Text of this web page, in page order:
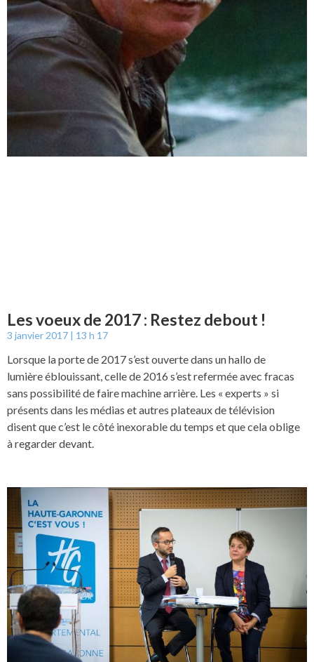
Les voeux de 2017 : Restez debout !
3 janvier 2017 13 h 17
Lorsque la porte de 2017 s’est ouverte dans un hallo de
lumière éblouissant, celle de 2016 s’est refermée avec fracas
sans possibilité de faire machine arrière. Les « experts » si
présents dans les médias et autres plateaux de télévision
disent que c’est le côté inexorable du temps et que cela oblige
à regarder devant.